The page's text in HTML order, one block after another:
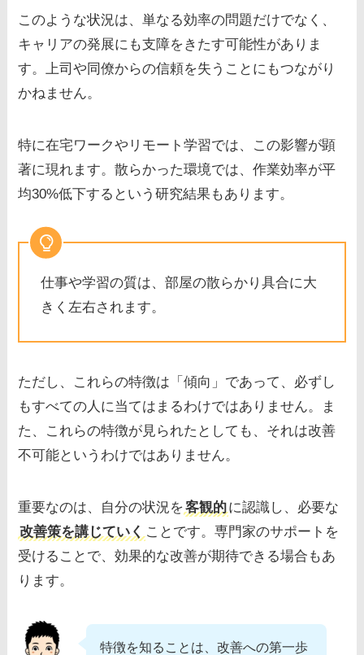
このような状況は、単なる効率の問題だけでなく、
キャリアの発展にも支障をきたす可能性がありま
す。上司や同僚からの信頼を失うことにもつながり
かねません。
特に在宅ワークやリモート学習では、この影響が顕
著に現れます。散らかった環境では、作業効率が平
均30%低下するという研究結果もあります。
仕事や学習の質は、部屋の散らかり具合に大
きく左右されます。
ただし、これらの特徴は「傾向」であって、必ずし
もすべての人に当てはまるわけではありません。ま
た、これらの特徴が見られたとしても、それは改善
不可能というわけではありません。
重要なのは、自分の状況を客観的に認識し、必要な
改善策を講じていく ことです。専門家のサポートを
受けることで、効果的な改善が期待できる場合もあ
ります。
特徴を知ることは、改善への第一歩